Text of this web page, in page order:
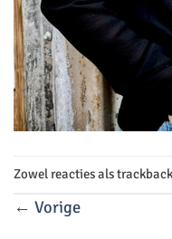
Zowel reacties als
← Vorige